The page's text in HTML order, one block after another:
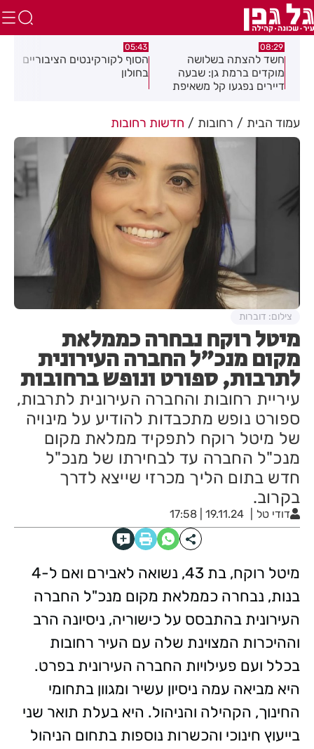
08:29
חשד להצתה בשלושה
מוקדים ברמת גן: שבעה
דיירים נפגעו קל משאיפת
05:43
הסוף לקורקינטים הציבוריים
בחולון
עמוד הבית רחובות חדשות רחובות
מיטל רוקח נבחרה כממלאת
מקום מנכ"ל החברה העירונית
לתרבות, ספורט ונופש ברחובות
עיריית רחובות והחברה העירונית לתרבות,
ספורט נופש מתכבדות להודיע על מינויה
של מיטל רוקח לתפקיד ממלאת מקום
מנכ"ל החברה עד לבחירתו של מנכ"ל
חדש בתום הליך מכרזי שייצא לדרך
בקרוב.
דודי טל 19.11.24 | 17:58
צילום: דוברות
מיטל רוקח, בת 43, נשואה לאבירם ואם ל-4
בנות, נבחרה כממלאת מקום מנכ"ל החברה
העירונית בהתבסס על כישוריה, ניסיונה הרב
וההיכרות המצוינת שלה עם העיר רחובות
בכלל ועם פעילויות החברה העירונית בפרט.
היא מביאה עמה ניסיון עשיר ומגוון בתחומי
החינוך, הקהילה והניהול. היא בעלת תואר שני
בייעוץ חינוכי והכשרות נוספות בתחום הניהול